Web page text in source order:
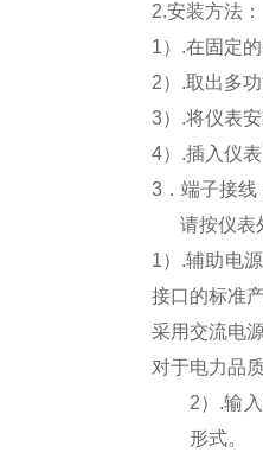
2.安装方法：
1）.在固定
2）.取出多
3）.将仪表
4）.插入仪
3 ．端子接线
请按仪表
1） .辅助电
接口的标准
采用交流电
对于电力品
2） .输
形式。